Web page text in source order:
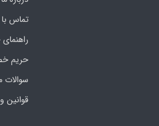
تماس با
حریم
سوالات
قوانین